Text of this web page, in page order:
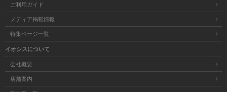
ご利用ガイド
メディア掲載情報
特集ページ一覧
イオシスについて
会社概要
店舗案内